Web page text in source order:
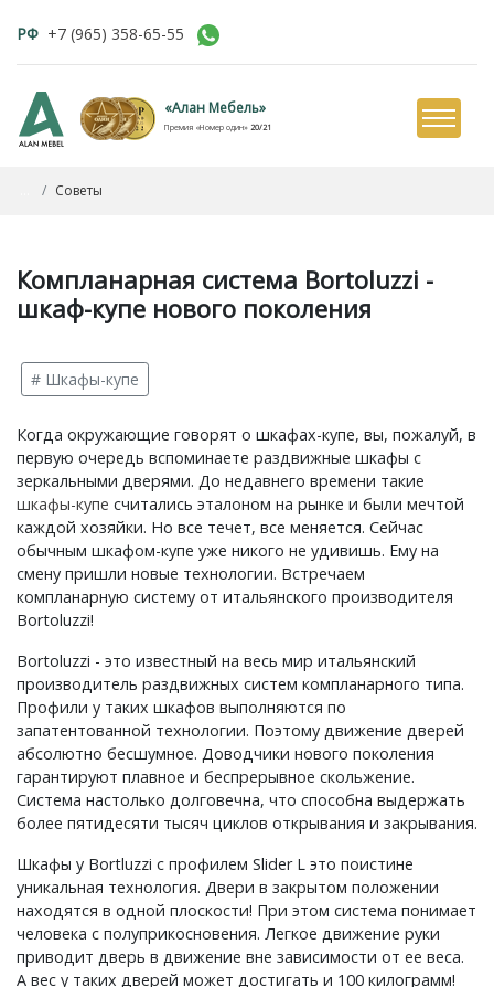
РФ +7 (965) 358-65-55
«Алан Мебель»
Премия «Номер один» 20/21
Советы
Компланарная система Bortoluzzi -
шкаф-купе нового поколения
# Шкафы-купе
Когда окружающие говорят о шкафах-купе, вы, пожалуй, в
первую очередь вспоминаете раздвижные шкафы с
зеркальными дверями. До недавнего времени такие
шкафы-купе считались эталоном на рынке и были мечтой
каждой хозяйки. Но все течет, все меняется. Сейчас
обычным шкафом-купе уже никого не удивишь. Ему на
смену пришли новые технологии. Встречаем
компланарную систему от итальянского производителя
Bortoluzzi!
Bortoluzzi - это известный на весь мир итальянский
производитель раздвижных систем компланарного типа.
Профили у таких шкафов выполняются по
запатентованной технологии. Поэтому движение дверей
абсолютно бесшумное. Доводчики нового поколения
гарантируют плавное и беспрерывное скольжение.
Система настолько долговечна, что способна выдержать
более пятидесяти тысяч циклов открывания и закрывания.
Шкафы у Bortluzzi с профилем Slider L это поистине
уникальная технология. Двери в закрытом положении
находятся в одной плоскости! При этом система понимает
человека с полуприкосновения. Легкое движение руки
приводит дверь в движение вне зависимости от ее веса.
А вес у таких дверей может достигать и 100 килограмм!